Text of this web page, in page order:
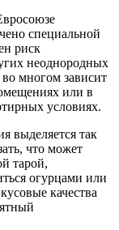
специальной
риск
неоднородных
многом зависит
или в
условиях.
выделяется так
что может
тарой,
огурцами или
качества